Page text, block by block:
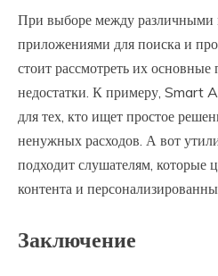
При выборе между
приложениями для поиска и
стоит рассмотреть их
недостатки. К примеру, Smart
для тех, кто ищет простое
ненужных расходов. А вот
подходит слушателям, которые
контента и
Заключение